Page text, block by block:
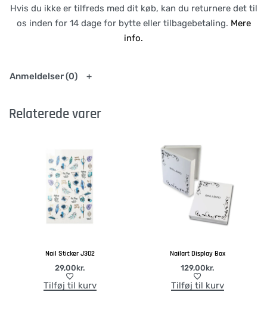
Hvis du ikke er tilfreds med dit køb, kan du returnere det til
os inden for 14 dage for bytte eller tilbagebetaling. Mere
info.
Anmeldelser (0)
Relaterede varer
Nail Sticker J302
29,00kr.
Tilføj til kurv
Nailart Display Box
129,00kr.
Tilføj til kurv